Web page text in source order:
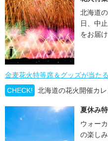
北海道
日、中
をお届け
金麦花火特等席＆グッズが当たる
CHECK!
北海道の花火開催カ
夏休み
ウォー
の楽し